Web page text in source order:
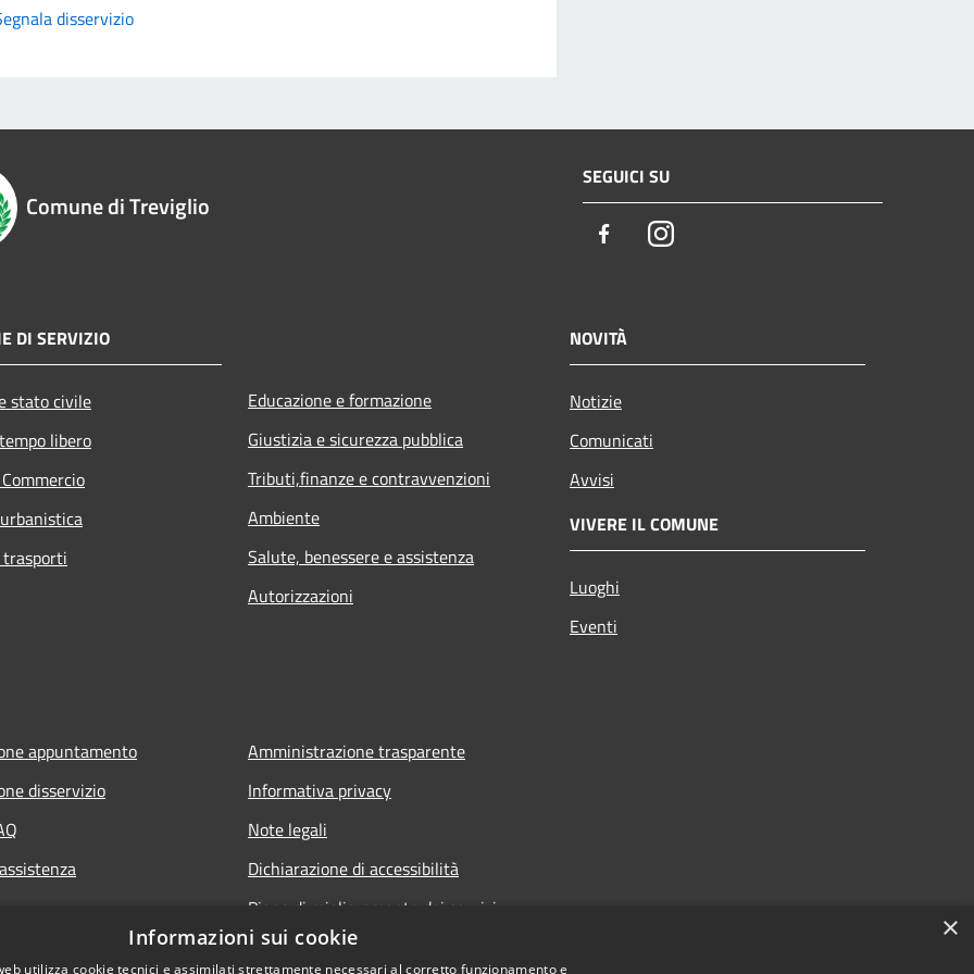
disservizio
Comune di Treviglio
SEGUICI SU
FacebookInstagram
DI SERVIZIO
stato civile
libero
Educazione e formazione
Giustizia e sicurezza pubblica
Tributi,finanze e contravvenzioni
Ambiente
Salute, benessere e assistenza
Autorizzazioni
NOVITÀ
Notizie
Comunicati
Avvisi
VIVERE IL COMUNE
Luoghi
Eventi
appuntamento
disservizio
Amministrazione trasparente
Informativa privacy
Note legali
Dichiarazione di accessibilità
Piano di miglioramento dei servizi
×
Informazioni sui cookie
utilizza cookie tecnici e assimilati strettamente necessari al corretto funzionamento e